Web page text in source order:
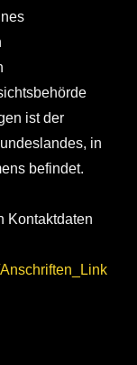
ist der
in
befindet.
Kontaktdaten